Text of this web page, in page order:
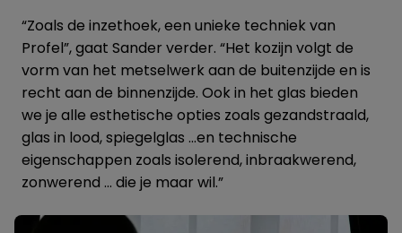
“Zoals de inzethoek, een unieke techniek van
Profel”, gaat Sander verder. “Het kozijn volgt de
vorm van het metselwerk aan de buitenzijde en is
recht aan de binnenzijde. Ook in het glas bieden
we je alle esthetische opties zoals gezandstraald,
glas in lood, spiegelglas …en technische
eigenschappen zoals isolerend, inbraakwerend,
zonwerend … die je maar wil.”